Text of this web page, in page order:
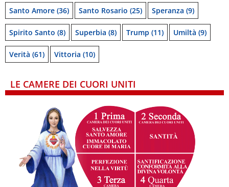
Santo Amore (36) Santo Rosario (25) Speranza (9)
Spirito Santo (8) Superbia (8) Trump (11) Umiltà (9)
Verità (61) Vittoria (10)
LE CAMERE DEI CUORI UNITI